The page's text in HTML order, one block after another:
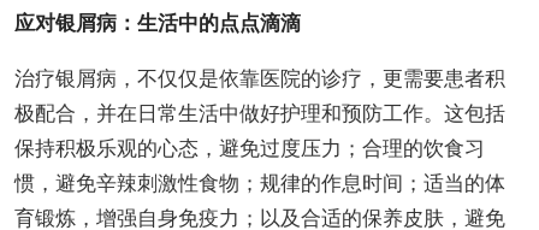
应对银屑病：生活中的点点滴滴
治疗银屑病，不仅仅是依靠医院的诊疗，更需要患者积
极配合，并在日常生活中做好护理和预防工作。这包括
保持积极乐观的心态，避免过度压力；合理的饮食习
惯，避免辛辣刺激性食物；规律的作息时间；适当的体
育锻炼，增强自身免疫力；以及合适的保养皮肤，避免